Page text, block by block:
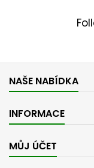
NAŠE NABÍDKA
INFORMACE
MŮJ ÚČET